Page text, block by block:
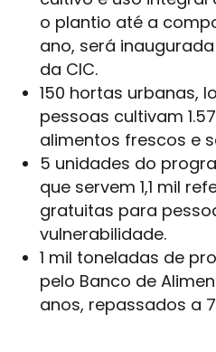
o plantio até a
ano, será
da CIC.
150 hortas urbanas,
pessoas cultivam
alimentos frescos e
5 unidades do
que servem 1,1 mil
gratuitas para
vulnerabilidade.
1 mil toneladas de
pelo Banco de
anos, repassados a